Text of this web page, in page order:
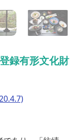
録有形文化財